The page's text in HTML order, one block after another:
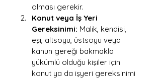
olması gerekir.
Konut veya İş Yeri
Gereksinimi: Malik, kendisi,
eşi, altsoyu, üstsoyu veya
kanun gereği bakmakla
yükümlü olduğu kişiler için
konut ya da işyeri gereksinimi